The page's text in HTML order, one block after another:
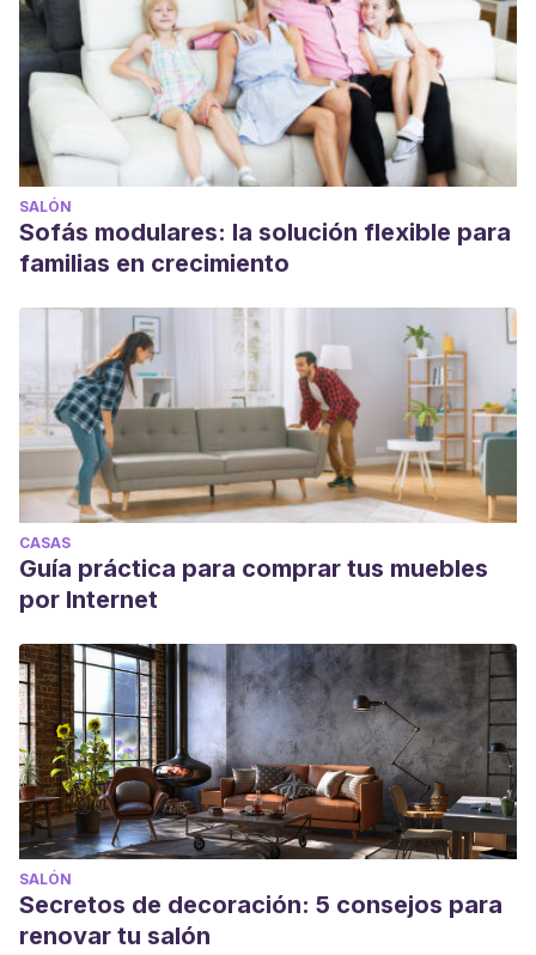
SALÓN
Sofás modulares: la solución flexible para
familias en crecimiento
CASAS
Guía práctica para comprar tus muebles
por Internet
SALÓN
Secretos de decoración: 5 consejos para
renovar tu salón